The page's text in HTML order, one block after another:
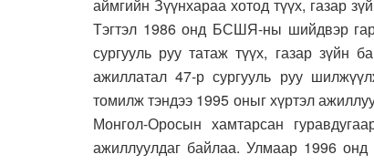
аймгийн Зүүнхараа хотод түүх, газар
Тэгтэл 1986 онд БСШЯ-ны шийдвэр
сургууль руу татаж түүх, газар зүйн
ажиллатал 47-р сургууль руу
томилж тэндээ 1995 оныг хүртэл
Монгол-Оросын хамтарсан
ажиллуулдаг байлаа. Улмаар 1996